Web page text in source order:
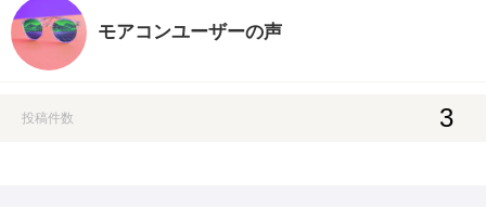
モアコンユーザーの声
投稿件数 3